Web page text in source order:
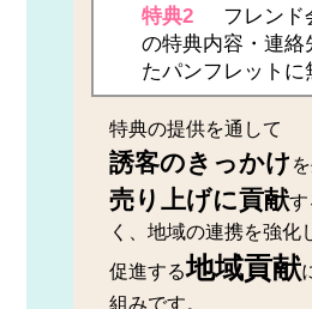
特典2
フレンド
の特典内容・連絡
たパンフレットに
特典の提供を通して
誘客のきっかけ
売り上げに貢献す
く、地域の連携を強化
促進する地域貢献
組みです。